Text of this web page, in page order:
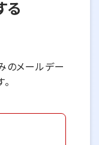
る
のメールデー